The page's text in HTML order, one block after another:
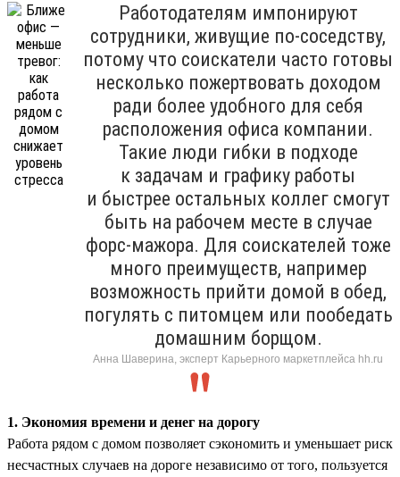
Работодателям импонируют
сотрудники, живущие по-соседству,
потому что соискатели часто готовы
несколько пожертвовать доходом
ради более удобного для себя
расположения офиса компании.
Такие люди гибки в подходе
к задачам и графику работы
и быстрее остальных коллег смогут
быть на рабочем месте в случае
форс-мажора. Для соискателей тоже
много преимуществ, например
возможность прийти домой в обед,
погулять с питомцем или пообедать
домашним борщом.
Анна Шаверина, эксперт Карьерного маркетплейса hh.ru
1. Экономия времени и денег на дорогу
Работа рядом с домом позволяет сэкономить и уменьшает риск
несчастных случаев на дороге независимо от того, пользуется